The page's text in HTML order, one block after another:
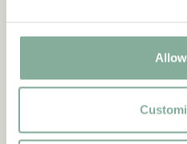
“Den som
måste